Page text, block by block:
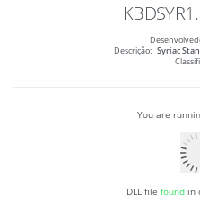
Descrição: Syriac
You are
DLL file foundin